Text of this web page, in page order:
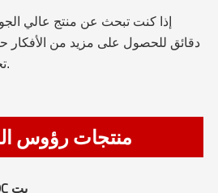
إذا كنت تبحث عن منتج عالي
دقائق للحصول على مزيد من الأفكار
تجد أنه منتج تنافسي للغاية.
منتجات رؤوس
RC PDC بت